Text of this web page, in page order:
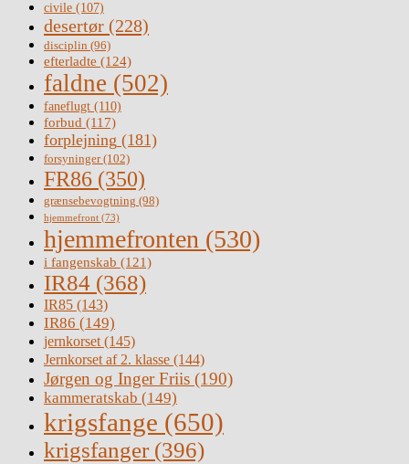
civile (107)
desertør (228)
disciplin (96)
efterladte (124)
faldne (502)
faneflugt (110)
forbud (117)
forplejning (181)
forsyninger(102)
FR86 (350)
grænsebevogtning (98)
hjemmefront (73)
hjemmefronten (530)
i fangenskab (121)
IR84 (368)
IR85 (143)
IR86 (149)
jernkorset(145)
Jernkorset af 2. klasse (144)
Jørgen og Inger Friis (190)
kammeratskab (149)
krigsfange (650)
krigsfanger (396)